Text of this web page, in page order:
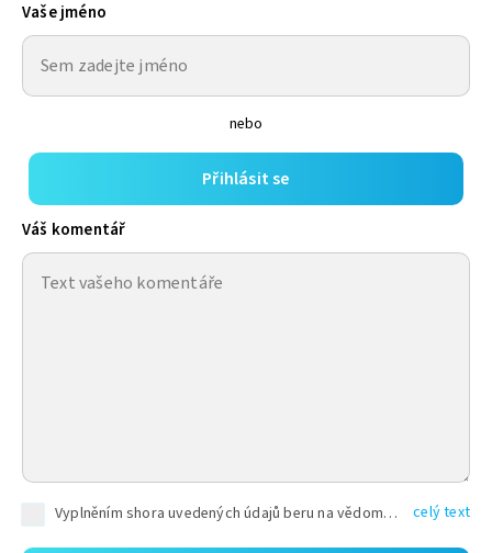
Vaše jméno
nebo
Přihlásit se
Váš komentář
Vyplněním shora uvedených údajů beru na vědomí, že společnost TEXT FACTORY s.r.o., sídlem Brno, Durďákova 336/29, Černá Pole, PSČ: 613 00, IČ: 06157831, zapsané u Krajského soudu v Brně, oddíl C, vložka 100399, bude zpracovávat mé osobní údaje uvedené v rámci mnou vyplněného registračního formuláře na základě oprávněných zájmů TEXT FACTORY s.r.o. dle čl. 6 odst. 1 písm. f) GDPR a pro splnění právních povinností (čl. 6 odst. 1 písm. c) GDPR), a to pro tyto účely: nezbytnost zajistit oprávnění návštěvníka webových stránek provozovaných společností TEXT FACTORY s.r.o. přispívat aktivně ke zveřejněným článkům nebo v rámci diskusních fór a výkon práv TEXT FACTORY s.r.o. jako administrátora těchto diskusních fór. Více informací o zpracování osobních údajů a právech lze nalézt v celý text